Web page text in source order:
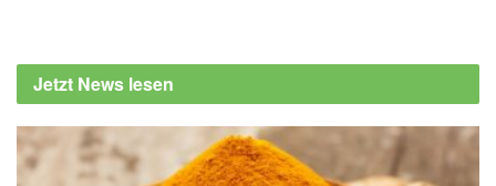
Gesundheitswesen: Sehstörungen bei
Kindern: Vorteile eines digitalen Sehtrainings
17.08.2022),Institut für Qualität und
Wirtschaftlichkeit im Gesundheitswesen
Jetzt News lesen